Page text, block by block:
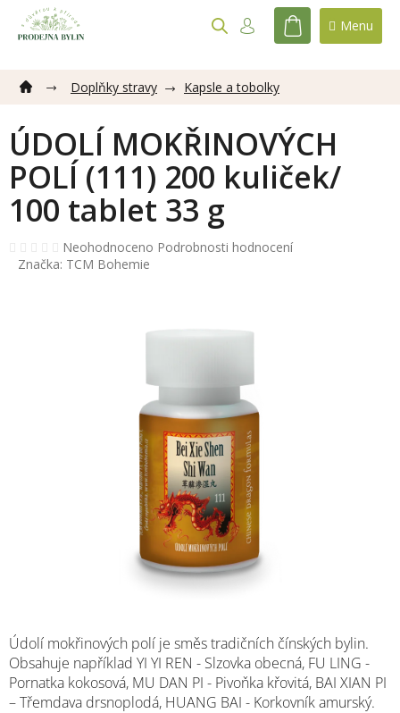
obsah
NÁKUPNÍ
Doplňky stravy Kapsle a tobolky
ÚDOLÍ MOKŘINOVÝCH
POLÍ (111) 200 kuliček/
100 tablet 33 g
Průměrné
hodnocení
Neohodnoceno Podrobnosti hodnocení
Značka: TCM Bohemie
Údolí mokřinových polí je směs tradičních čínských bylin.
Obsahuje například YI YI REN - Slzovka obecná, FU LING -
Pornatka kokosová, MU DAN PI - Pivoňka křovitá, BAI XIAN PI
– Třemdava drsnoplodá, HUANG BAI - Korkovník amurský.